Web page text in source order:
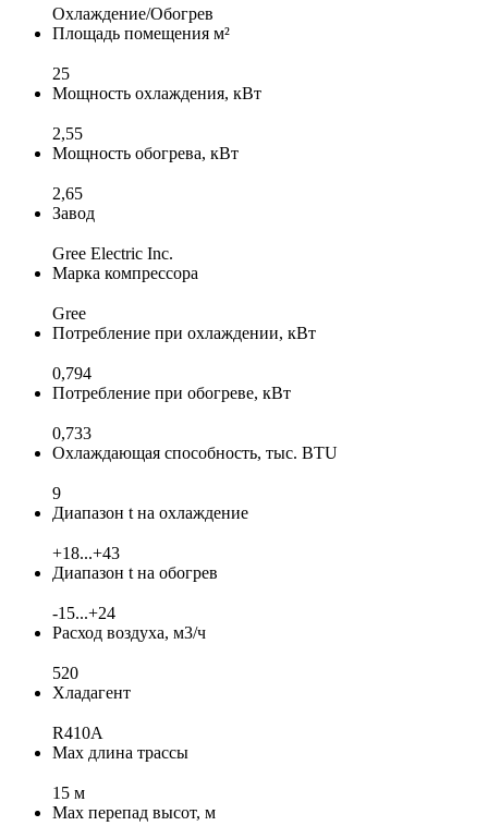
Охлаждение/Обогрев
Площадь помещения м²
25
Мощность охлаждения, кВт
2,55
Мощность обогрева, кВт
2,65
Завод
Gree Electric Inc.
Марка компрессора
Gree
Потребление при охлаждении, кВт
0,794
Потребление при обогреве, кВт
0,733
Охлаждающая способность, тыс. BTU
9
Диапазон t на охлаждение
+18...+43
Диапазон t на обогрев
-15...+24
Расход воздуха, м3/ч
520
Хладагент
R410A
Max длина трассы
15 м
Max перепад высот, м